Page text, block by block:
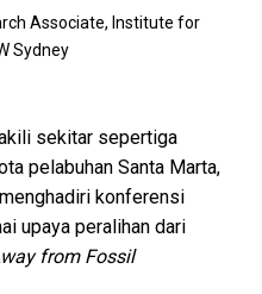
Associate, Institute for
Sydney
sekitar sepertiga
pelabuhan Santa Marta,
konferensi
upaya peralihan dari
from Fossil